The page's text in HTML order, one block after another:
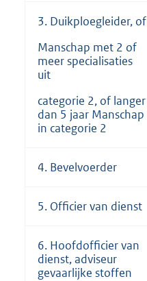
3. Duikploegleider, of
Manschap met 2 of
meer specialisaties
uit
categorie 2, of langer
dan 5 jaar Manschap
in categorie 2
4. Bevelvoerder
5. Officier van dienst
6. Hoofdofficier van
dienst, adviseur
gevaarlijke stoffen